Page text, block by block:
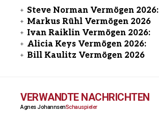
Steve Norman Vermögen 2026:
Markus Rühl Vermögen 2026
Ivan Raiklin Vermögen 2026:
Alicia Keys Vermögen 2026:
Bill Kaulitz Vermögen 2026
VERWANDTE NACHRICHTEN
Agnes JohannsenSchauspieler